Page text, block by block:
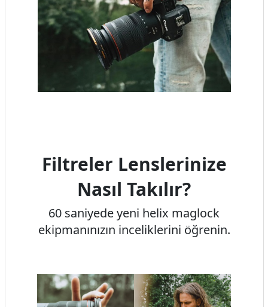
Filtreler Lenslerinize
Nasıl Takılır?
60 saniyede yeni helix maglock
ekipmanınızın inceliklerini öğrenin.